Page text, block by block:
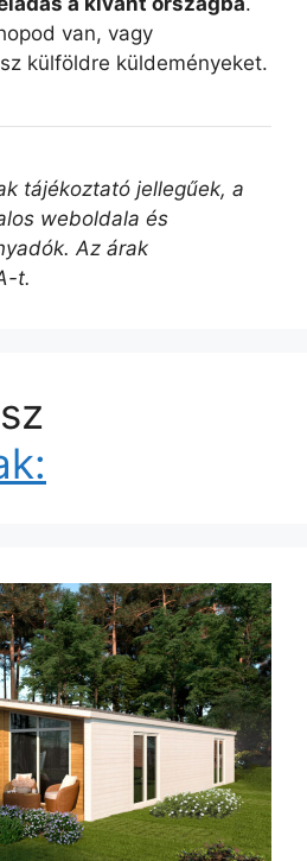
van, vagy
külföldre küldeményeket.
tájékoztató jellegűek, a
weboldala és
Az árak
t.